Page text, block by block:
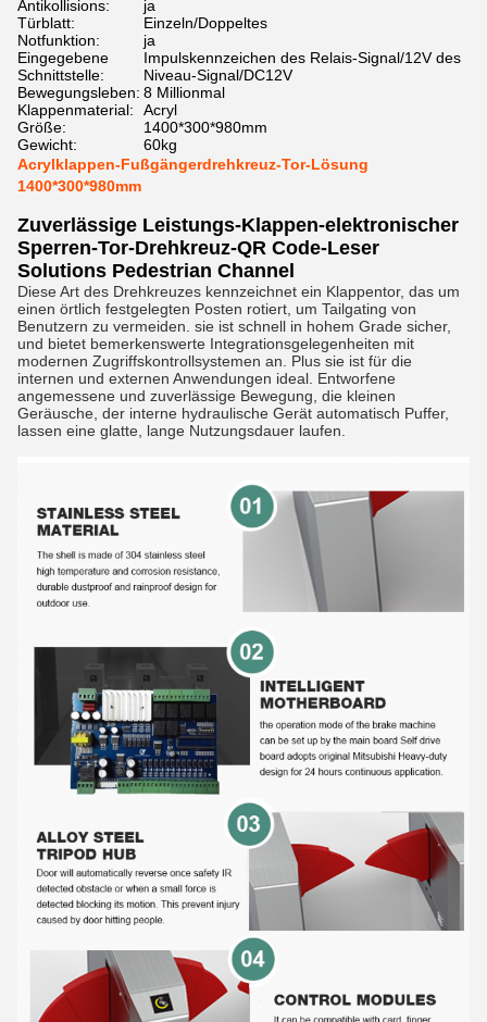
Antikollisions:
ja
Türblatt:
Einzeln/Doppeltes
Notfunktion:
ja
Eingegebene
Schnittstelle:
Impulskennzeichen des Relais-Signal/12V des
Niveau-Signal/DC12V
Bewegungsleben: 8 Millionmal
Klappenmaterial:
Acryl
Größe:
1400*300*980mm
Gewicht:
60kg
Acrylklappen-Fußgängerdrehkreuz-Tor-Lösung
1400*300*980mm
Zuverlässige Leistungs-Klappen-elektronischer
Sperren-Tor-Drehkreuz-QR Code-Leser
Solutions Pedestrian Channel
Diese Art des Drehkreuzes kennzeichnet ein Klappentor, das um
einen örtlich festgelegten Posten rotiert, um Tailgating von
Benutzern zu vermeiden. sie ist schnell in hohem Grade sicher,
und bietet bemerkenswerte Integrationsgelegenheiten mit
modernen Zugriffskontrollsystemen an. Plus sie ist für die
internen und externen Anwendungen ideal. Entworfene
angemessene und zuverlässige Bewegung, die kleinen
Geräusche, der interne hydraulische Gerät automatisch Puffer,
lassen eine glatte, lange Nutzungsdauer laufen.